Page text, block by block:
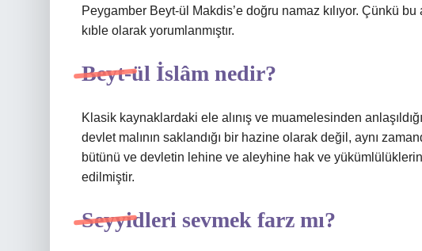
Peygamber Beyt-ül Makdis’e doğru namaz kılıyor. Çünkü
kıble olarak yorumlanmıştır.
Beyt-ül İslâm nedir?
Klasik kaynaklardaki ele alınış ve muamelesinden
devlet malının saklandığı bir hazine olarak değil, aynı
bütünü ve devletin lehine ve aleyhine hak ve
edilmiştir.
Seyyidleri sevmek farz mı?